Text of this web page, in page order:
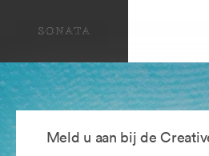
Meld u aan bij de